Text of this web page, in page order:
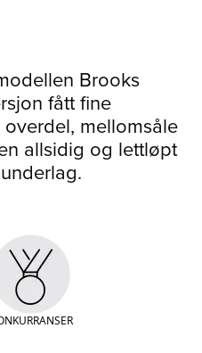
Brooks
fått fine
mellomsåle
allsidig og lettløpt